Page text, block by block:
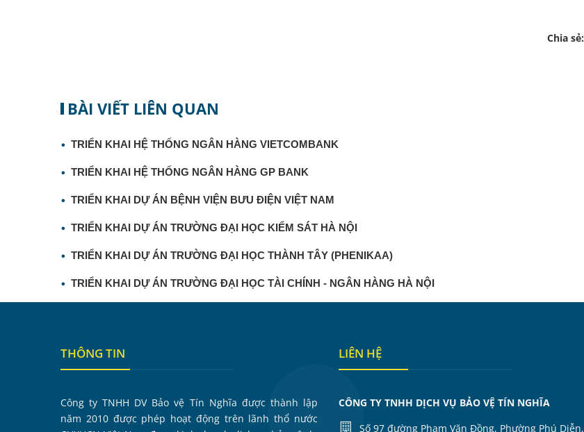
Chia sẻ:
BÀI VIẾT LIÊN QUAN
TRIỂN KHAI HỆ THỐNG NGÂN HÀNG VIETCOMBANK
TRIỂN KHAI HỆ THỐNG NGÂN HÀNG GP BANK
TRIỂN KHAI DỰ ÁN BỆNH VIỆN BƯU ĐIỆN VIỆT NAM
TRIỂN KHAI DỰ ÁN TRƯỜNG ĐẠI HỌC KIỂM SÁT HÀ NỘI
TRIỂN KHAI DỰ ÁN TRƯỜNG ĐẠI HỌC THÀNH TÂY (PHENIKAA)
TRIỂN KHAI DỰ ÁN TRƯỜNG ĐẠI HỌC TÀI CHÍNH - NGÂN HÀNG HÀ NỘI
THÔNG TIN
Công ty TNHH DV Bảo vệ Tín Nghĩa được thành lập
năm 2010 được phép hoạt động trên lãnh thổ nước
LIÊN HỆ
CÔNG TY TNHH DỊCH VỤ BẢO VỆ TÍN NGHĨA
Số 97 đường Phạm Văn Đồng, Phường Phú Diễn,